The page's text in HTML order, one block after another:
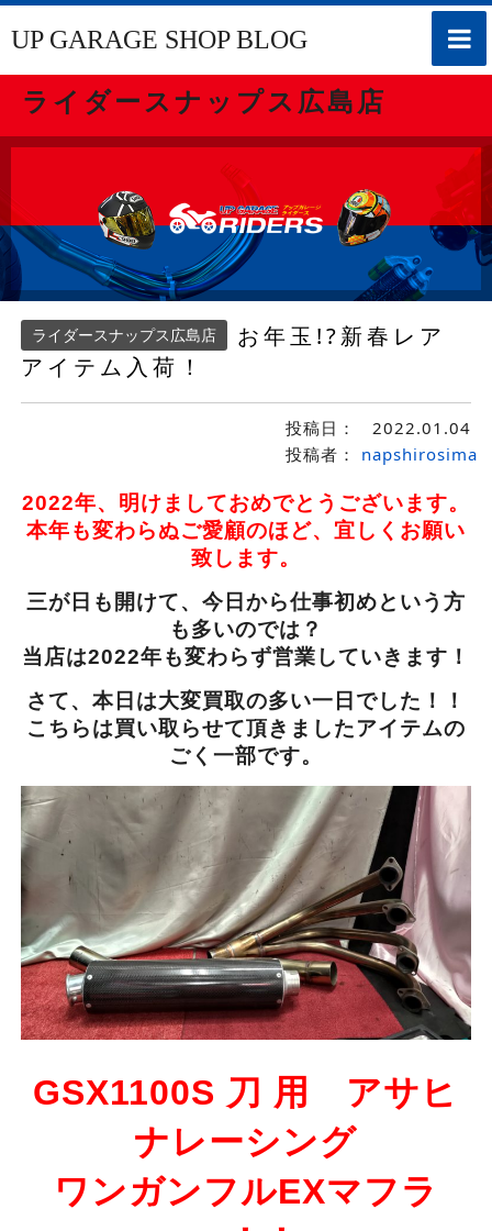
toggle
UP GARAGE SHOP BLOG
ライダースナップス広島店
ライダースナップス広島店
お年玉!?新春レア
アイテム入荷！
投稿日：
2022.01.04
投稿者：
napshirosima
2022年、明けましておめでとうございます。
本年も変わらぬご愛顧のほど、宜しくお願い
致します。
三が日も開けて、今日から仕事初めという方
も多いのでは？
当店は2022年も変わらず営業していきます！
さて、本日は大変買取の多い一日でした！！
こちらは買い取らせて頂きましたアイテムの
ごく一部です。
GSX1100S 刀 用 アサヒ
ナレーシング
ワンガンフルEXマフラ